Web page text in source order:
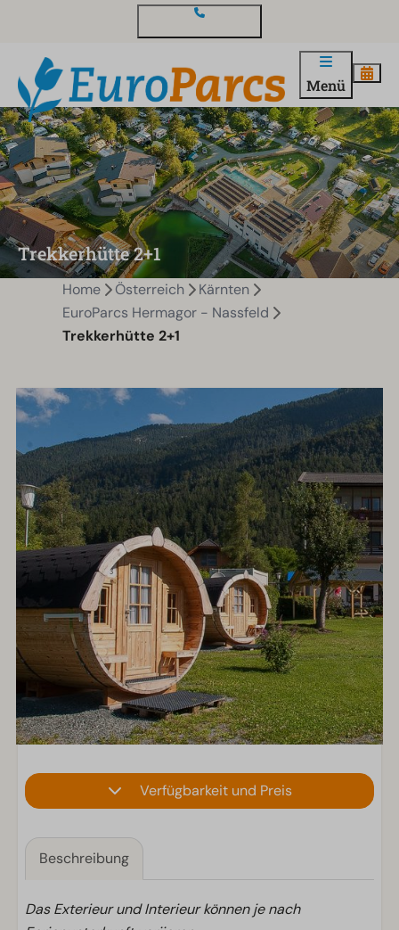
Menü
Trekkerhütte 2+1
Home Österreich
Kärnten
EuroParcs Hermagor - Nassfeld
Trekkerhütte 2+1
Verfügbarkeit und Preis
Beschreibung
Das Exterieur und Interieur können je nach